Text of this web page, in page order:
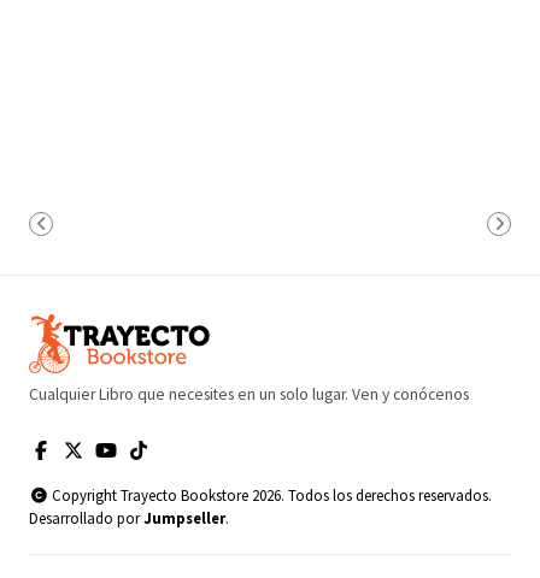
Cualquier Libro que necesites en un solo lugar. Ven y conócenos
Copyright Trayecto Bookstore 2026. Todos los derechos reservados.
Desarrollado porJumpseller.